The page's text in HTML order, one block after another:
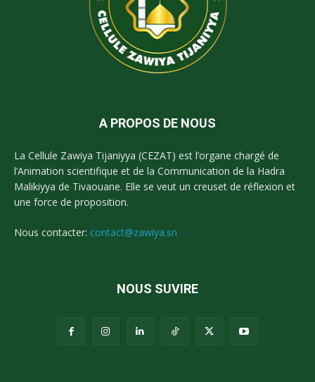
A PROPOS DE NOUS
La Cellule Zawiya Tijaniyya (CEZAT) est l’organe chargé de
l’Animation scientifique et de la Communication de la Hadra
Malikiyya de Tivaouane. Elle se veut un creuset de réflexion et
une force de proposition.
Nous contacter: contact@zawiya.sn
NOUS SUVIRE